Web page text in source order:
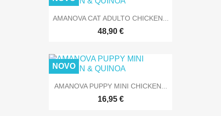
AMANOVA CAT ADULTO CHICKEN...
48,90 €
AMANOVA PUPPY MINI CHICKEN...
16,95 €
NOVO